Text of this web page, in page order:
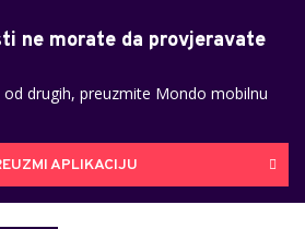
ne morate da provjeravate
drugih, preuzmite Mondo mobilnu
APLIKACIJU